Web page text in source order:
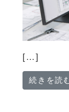
[…]
続きを読